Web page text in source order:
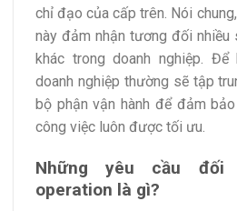
chỉ đạo của cấp trên. Nói
này đảm nhận tương đối nhiều
khác trong doanh nghiệp. Để
doanh nghiệp thường sẽ tập
bộ phận vận hành để đảm
công việc luôn được tối ưu.
Những yêu cầu đối
operation là gì?